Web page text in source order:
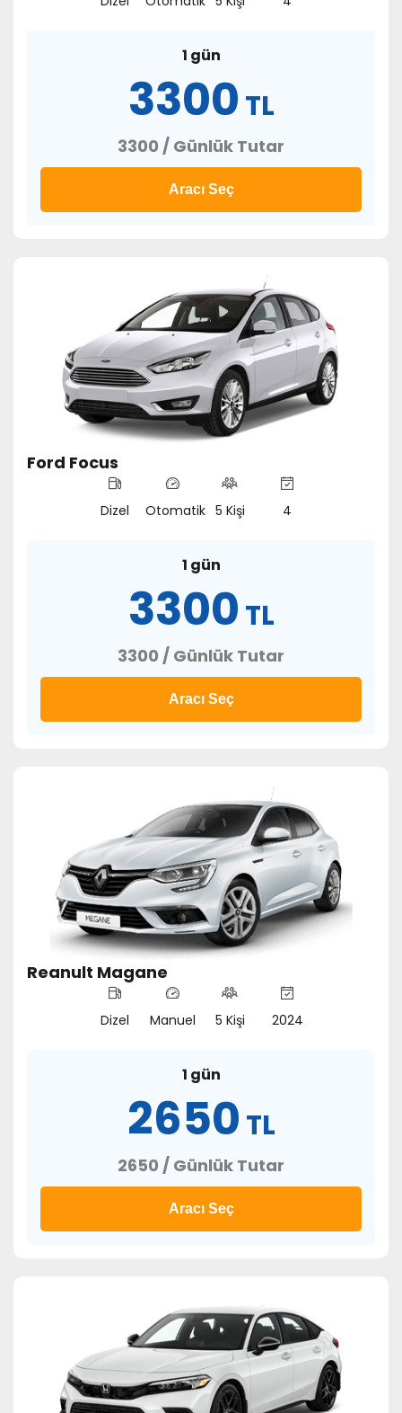
1 gün
3300 TL
3300 / Günlük Tutar
Aracı Seç
Ford Focus
Dizel Otomatik 5 Kişi 4
1 gün
3300 TL
3300 / Günlük Tutar
Aracı Seç
Reanult Magane
Dizel Manuel 5 Kişi 2024
1 gün
2650 TL
2650 / Günlük Tutar
Aracı Seç